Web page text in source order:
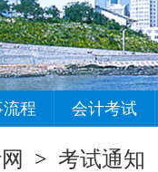
流程 会计考试
> 考试通知